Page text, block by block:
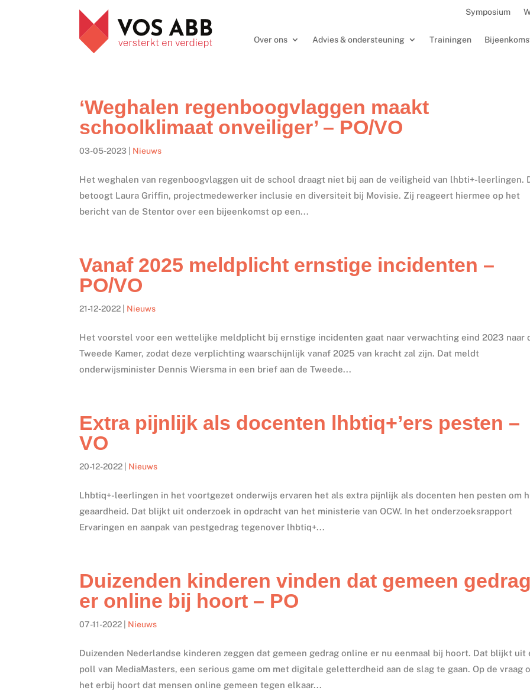
Symposium
Over ons Advies & ondersteuning Trainingen
‘Weghalen regenboogvlaggen maakt
schoolklimaat onveiliger’ – PO/VO
03-05-2023 Nieuws
Het weghalen van regenboogvlaggen uit de school draagt niet bij aan de veiligheid van lhbti+-leerlingen.
betoogt Laura Griffin, projectmedewerker inclusie en diversiteit bij Movisie. Zij reageert hiermee op het
bericht van de Stentor over een bijeenkomst op een...
Vanaf 2025 meldplicht ernstige incidenten –
PO/VO
21-12-2022 Nieuws
Het voorstel voor een wettelijke meldplicht bij ernstige incidenten gaat naar verwachting eind 2023 naar
Tweede Kamer, zodat deze verplichting waarschijnlijk vanaf 2025 van kracht zal zijn. Dat meldt
onderwijsminister Dennis Wiersma in een brief aan de Tweede...
Extra pijnlijk als docenten lhbtiq+’ers pesten –
VO
20-12-2022 Nieuws
Lhbtiq+-leerlingen in het voortgezet onderwijs ervaren het als extra pijnlijk als docenten hen pesten om
geaardheid. Dat blijkt uit onderzoek in opdracht van het ministerie van OCW. In het onderzoeksrapport
Ervaringen en aanpak van pestgedrag tegenover lhbtiq+...
Duizenden kinderen vinden dat gemeen
er online bij hoort – PO
07-11-2022 Nieuws
Duizenden Nederlandse kinderen zeggen dat gemeen gedrag online er nu eenmaal bij hoort. Dat blijkt uit
poll van MediaMasters, een serious game om met digitale geletterdheid aan de slag te gaan. Op de vraag
het erbij hoort dat mensen online gemeen tegen elkaar...